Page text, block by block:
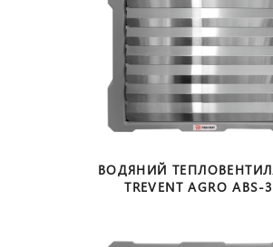
ВОДЯНИЙ
TREVENT AGRO ABS-